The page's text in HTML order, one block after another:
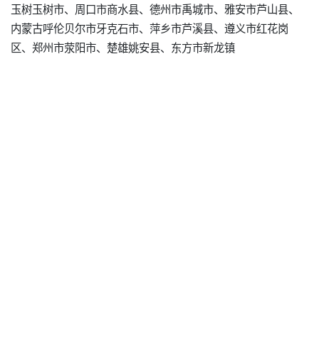
玉树玉树市、周口市商水县、德州市禹城市、雅安市芦山县、
内蒙古呼伦贝尔市牙克石市、萍乡市芦溪县、遵义市红花岗
区、郑州市荥阳市、楚雄姚安县、东方市新龙镇